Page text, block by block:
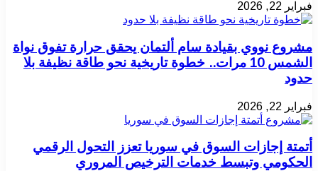
فبراير 22, 2026
مشروع نووي بقيادة سام ألتمان يحقق حرارة تفوق نواة
الشمس 10 مرات.. خطوة تاريخية نحو طاقة نظيفة بلا
حدود
فبراير 22, 2026
أتمتة إجازات السوق في سوريا تعزز التحول الرقمي
الحكومي وتبسط خدمات الترخيص المروري